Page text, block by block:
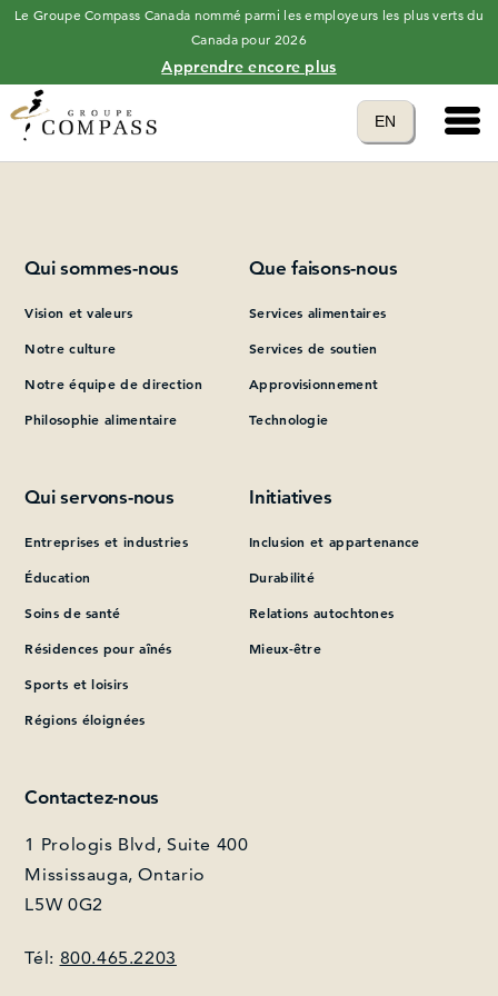
Le Groupe Compass Canada nommé parmi les employeurs les plus verts du
Canada pour 2026
Apprendre encore plus
Translate to
EN
language
Main
Please add at least one Page Builder section.
Qui sommes-nous
Vision et valeurs
Notre culture
Notre équipe de direction
Philosophie alimentaire
Que faisons-nous
Services alimentaires
Services de soutien
Approvisionnement
Technologie
Qui servons-nous
Entreprises et industries
Éducation
Soins de santé
Résidences pour aînés
Sports et loisirs
Régions éloignées
Initiatives
Inclusion et appartenance
Durabilité
Relations autochtones
Mieux-être
Contactez-nous
1 Prologis Blvd, Suite 400
Mississauga, Ontario
L5W 0G2
Tél: 800.465.2203
Que pouvons-nous vous aider à trouver?